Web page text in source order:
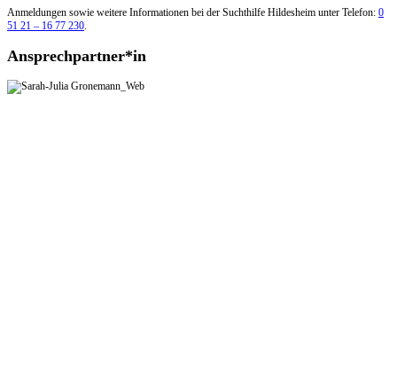
Anmeldungen sowie weitere Informationen bei der Suchthilfe Hildesheim unter Telefon: 0
51 21 – 16 77 230
Ansprechpartner*in